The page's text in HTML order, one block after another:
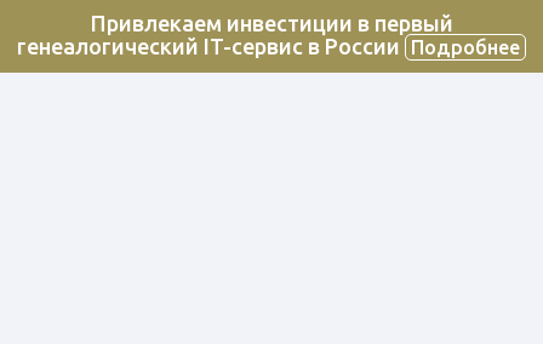
Привлекаем инвестиции в первый
генеалогический IT-сервис в России
Подробнее